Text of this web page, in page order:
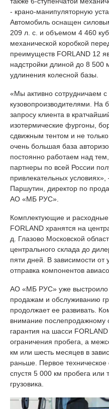
- крано-манипуляторную
Автомобиль оснащен
209 л. с. и объемом 4 460
механической коробкой
преимуществ FORLAND 12
надстройки длиной до 8 500
удлинения колесной базы.
«Мы активно сотрудничаем
кузовопроизводителями. На
запросу клиента в
изотермические фургоны,
сдвижным тентом и не
очень большая база
постоянно работаем над
партнеры по всей России
привлекательных
Паршутин, директор по
АО «МБ РУС».
Комплектующие и
FORLAND хранятся на
д. Глазово Московской
центрального склада до
пяти дней. В зависимости от
отправка компонентов
АО «МБ РУС» уже выстроило
продажам и обслуживанию
продолжает ее развивать.
внимание
гарантия на шасси
ограничения пробега, а
км или шесть месяцев в
раньше. Первое
спустя 5 000 км пробега или
грузовика.